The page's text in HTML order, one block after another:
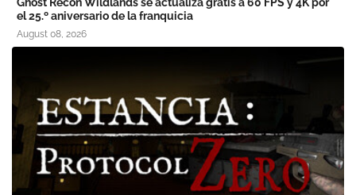
el 25.º aniversario de la franquicia
August 08, 2026